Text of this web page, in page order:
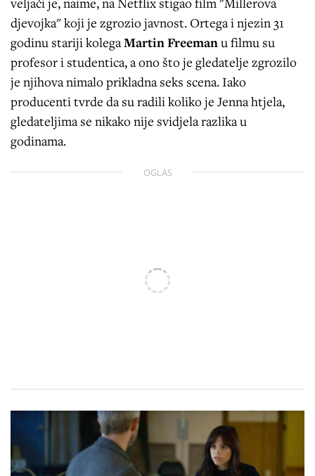
djevojka" koji je zgrozio javnost. Ortega i njezin 31
godinu stariji kolegaMartin Freemanu filmu su
profesor i studentica, a ono što je gledatelje zgrozilo
je njihova nimalo prikladna seks scena. Iako
producenti tvrde da su radili koliko je Jenna htjela,
gledateljima se nikako nije svidjela razlika u
godinama.
OGLAS